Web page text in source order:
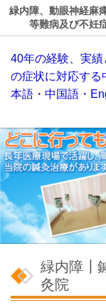
緑内障、動眼神経麻
等難病及び不妊
40年の経験、実
の症状に対応する
本語・中国語・
緑内障┃
灸院